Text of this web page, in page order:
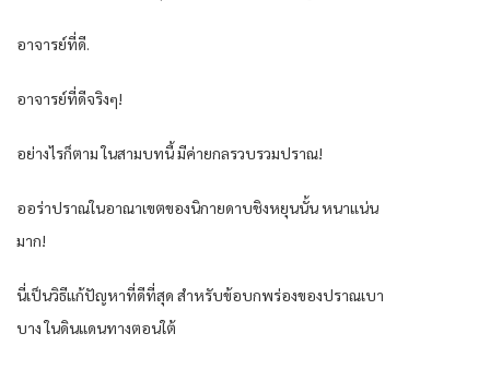
อาจารย์ที่ดี.
อาจารย์ที่ดีจริงๆ!
อย่างไรก็ตาม ในสามบทนี้ มีค่ายกลรวบรวมปราณ!
ออร่าปราณในอาณาเขตของนิกายดาบชิงหยุนนั้น หนาแน่น
มาก!
นี่เป็นวิธีแก้ปัญหาที่ดีที่สุด สำหรับข้อบกพร่องของปราณเบา
บาง ในดินแดนทางตอนใต้